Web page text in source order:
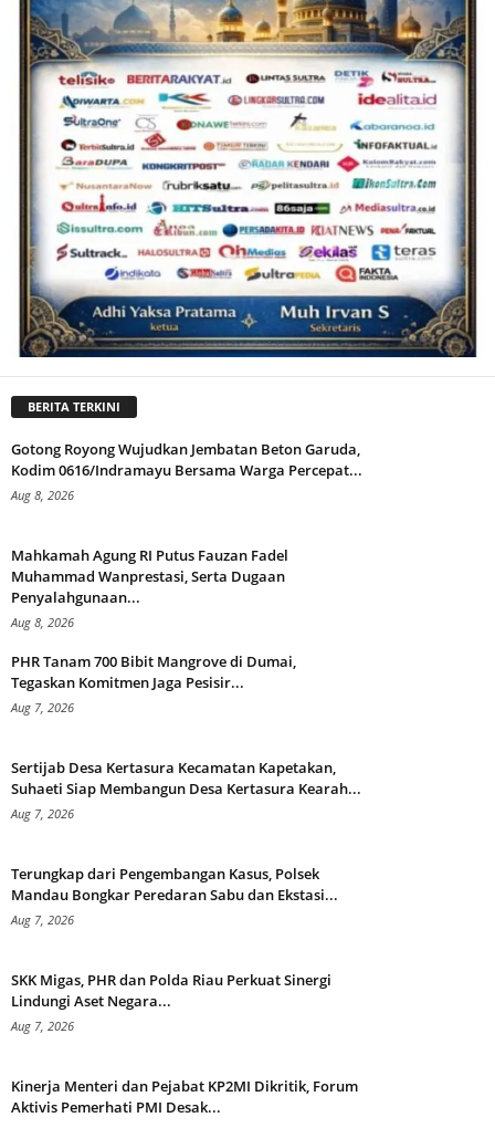
BERITA TERKINI
Gotong Royong Wujudkan Jembatan Beton Garuda,
Kodim 0616/Indramayu Bersama Warga Percepat...
Aug 8, 2026
Mahkamah Agung RI Putus Fauzan Fadel
Muhammad Wanprestasi, Serta Dugaan
Penyalahgunaan...
Aug 8, 2026
PHR Tanam 700 Bibit Mangrove di Dumai,
Tegaskan Komitmen Jaga Pesisir...
Aug 7, 2026
Sertijab Desa Kertasura Kecamatan Kapetakan,
Suhaeti Siap Membangun Desa Kertasura Kearah...
Aug 7, 2026
Terungkap dari Pengembangan Kasus, Polsek
Mandau Bongkar Peredaran Sabu dan Ekstasi...
Aug 7, 2026
SKK Migas, PHR dan Polda Riau Perkuat Sinergi
Lindungi Aset Negara...
Aug 7, 2026
Kinerja Menteri dan Pejabat KP2MI Dikritik, Forum
Aktivis Pemerhati PMI Desak...